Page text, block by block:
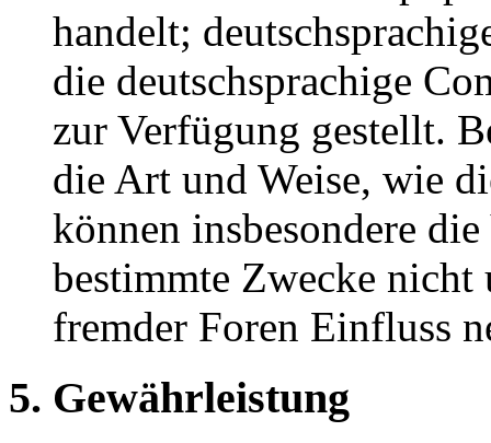
handelt;
die deutschsprachige
zur Verfügung gestellt.
die Art und Weise, wie
können insbesondere
bestimmte Zwecke nicht
fremder Foren Einfluss
5. Gewährleistung